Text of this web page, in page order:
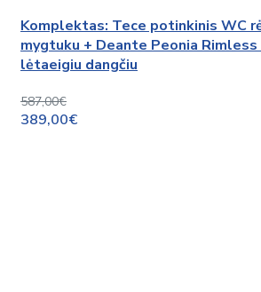
Komplektas: Tece potinkinis WC
mygtuku + Deante Peonia
lėtaeigiu dangčiu
587,00€
389,00€